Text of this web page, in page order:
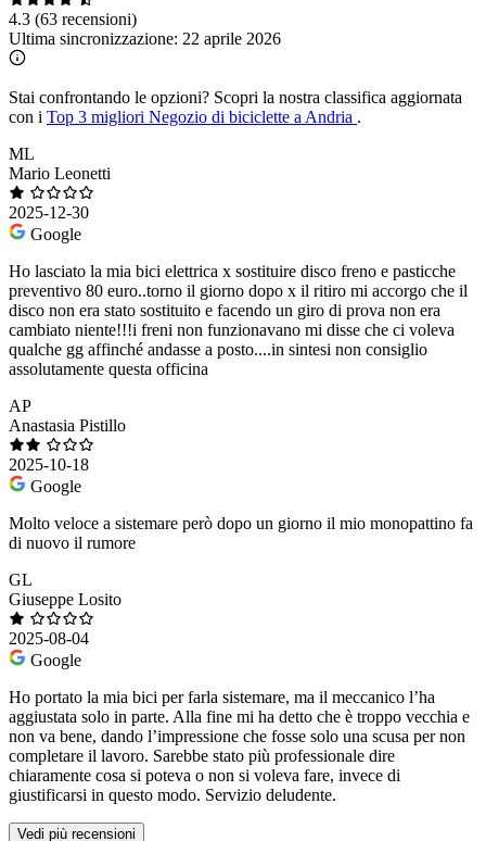
4.3 (63 recensioni)
Ultima sincronizzazione: 22 aprile 2026
Stai confrontando le opzioni? Scopri la nostra classifica aggiornata
con i Top 3 migliori Negozio di biciclette a Andria .
ML
Mario Leonetti
2025-12-30
Google
Ho lasciato la mia bici elettrica x sostituire disco freno e pasticche
preventivo 80 euro..torno il giorno dopo x il ritiro mi accorgo che il
disco non era stato sostituito e facendo un giro di prova non era
cambiato niente!!!i freni non funzionavano mi disse che ci voleva
qualche gg affinché andasse a posto....in sintesi non consiglio
assolutamente questa officina
AP
Anastasia Pistillo
2025-10-18
Google
Molto veloce a sistemare però dopo un giorno il mio monopattino fa
di nuovo il rumore
GL
Giuseppe Losito
2025-08-04
Google
Ho portato la mia bici per farla sistemare, ma il meccanico l’ha
aggiustata solo in parte. Alla fine mi ha detto che è troppo vecchia e
non va bene, dando l’impressione che fosse solo una scusa per non
completare il lavoro. Sarebbe stato più professionale dire
chiaramente cosa si poteva o non si voleva fare, invece di
giustificarsi in questo modo. Servizio deludente.
Vedi più recensioni